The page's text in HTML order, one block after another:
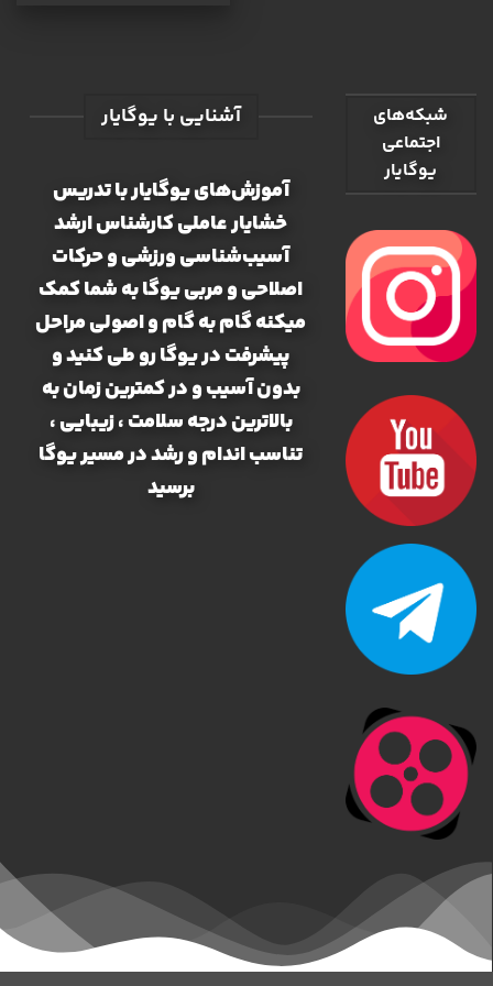
شبکه‌های
اجتماعی
یوگایار
آشنایی با یوگایار
آموزش‌های یوگایار با تدریس
خشایار عاملی کارشناس ارشد
آسیب‌شناسی ورزشی و حرکات
اصلاحی و مربی یوگا به شما کمک
میکنه گام به گام و اصولی مراحل
پیشرفت در یوگا رو طی کنید و
بدون آسیب و در کمترین زمان به
بالاترین درجه سلامت ، زیبایی ،
تناسب اندام و رشد در مسیر یوگا
برسید